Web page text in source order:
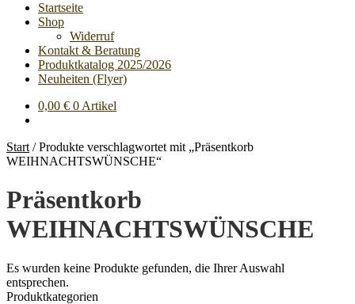
Startseite
Shop
Widerruf
Kontakt & Beratung
Produktkatalog 2025/2026
Neuheiten (Flyer)
0,00 € 0 Artikel
Start /Produkte verschlagwortet mit „Präsentkorb
WEIHNACHTSWÜNSCHE“
Präsentkorb
WEIHNACHTSWÜNSCHE
Es wurden keine Produkte gefunden, die Ihrer Auswahl
entsprechen.
Produktkategorien